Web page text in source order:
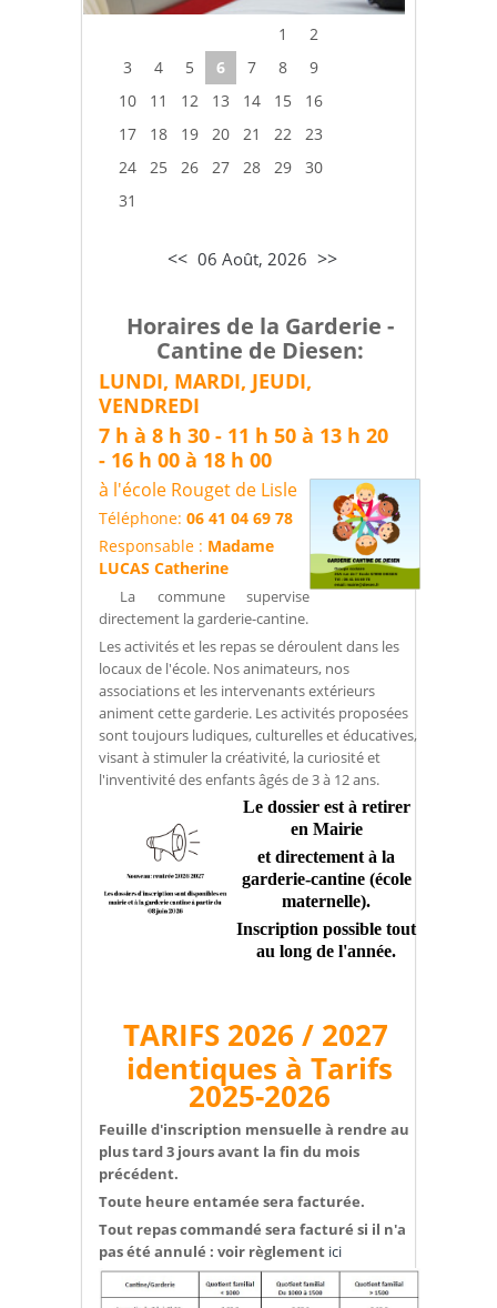
1
2
3
4 5 6 7 8
9
10
11 12 13 14 15
16
17
18 19 20 21 22
23
24
25 26 27 28 29
30
31
<< 06 Août, 2026 >>
Horaires de la Garderie -
Cantine de Diesen:
LUNDI, MARDI, JEUDI,
VENDREDI
7 h à 8 h 30 - 11 h 50 à 13 h 20
- 16 h 00 à 18 h 00
à l'école Rouget de Lisle
Téléphone: 06 41 04 69 78
Responsable : Madame
LUCAS Catherine
La commune supervise
directement la garderie-cantine.
Les activités et les repas se déroulent dans les
locaux de l'école. Nos animateurs, nos
associations et les intervenants extérieurs
animent cette garderie. Les activités proposées
sont toujours ludiques, culturelles et éducatives,
visant à stimuler la créativité, la curiosité et
l'inventivité des enfants âgés de 3 à 12 ans.
Le dossier est à retirer
en Mairie
et directement à la
garderie-cantine (école
maternelle).
Inscription possible tout
au long de l'année.
TARIFS 2026 / 2027
identiques à Tarifs
2025-2026
Feuille d'inscription mensuelle à rendre au
plus tard 3 jours avant la fin du mois
précédent.
Toute heure entamée sera facturée.
Tout repas commandé sera facturé si il n'a
pas été annulé : voir règlement ici